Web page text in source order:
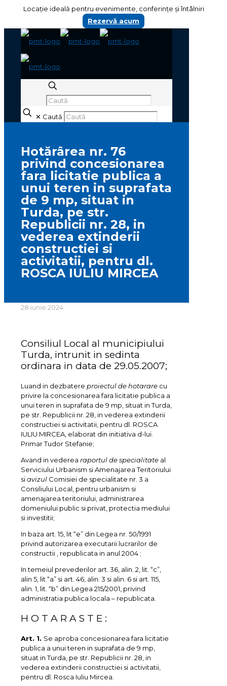
Locație ideală pentru evenimente, conferințe și întâlniri
Rezervă acum
✕ Caută
Hotărârea nr. 76
privind concesionarea
fara licitatie publica a
unui teren in suprafata
de 9 mp, situat in
Turda, pe str.
Republicii nr. 28, in
vederea extinderii
constructiei si
activitatii, pentru dl.
ROSCA IULIU MIRCEA
28 iunie 2024
Consiliul Local al municipiului
Turda, intrunit in sedinta
ordinara in data de 29.05.2007;
Luand in dezbatere proiectul de hotarare cu
privire la concesionarea fara licitatie publica a
unui teren in suprafata de 9 mp, situat in Turda,
pe str. Republicii nr. 28, in vederea extinderii
constructiei si activitatii, pentru dl. ROSCA
IULIU MIRCEA, elaborat din initiativa d-lui.
Primar Tudor Stefanie;
Avand in vederea raportul de specialitate al
Serviciului Urbanism si Amenajarea Teritoriului
siavizul Comisiei de specialitate nr. 3 a
Consiliului Local, pentru urbanism si
amenajarea teritoriului, administrarea
domeniului public si privat, protectia mediului
si investitii;
In baza art. 15, lit “e” din Legea nr. 50/1991
privind autorizarea executarii lucrarilor de
constructii , republicata in anul 2004 ;
In temeiul prevederilor art. 36, alin. 2, lit. “c”,
alin 5, lit.“a” si art. 46, alin. 3 si alin. 6 si art. 115,
alin. 1, lit. “b” din Legea 215/2001, privind
administratia publica locala – republicata.
H O T A R A S T E :
Art. 1. Se aproba concesionarea fara licitatie
publica a unui teren in suprafata de 9 mp,
situat in Turda, pe str. Republicii nr. 28, in
vederea extinderii constructiei si activitatii,
pentru dl. Rosca Iuliu Mircea.